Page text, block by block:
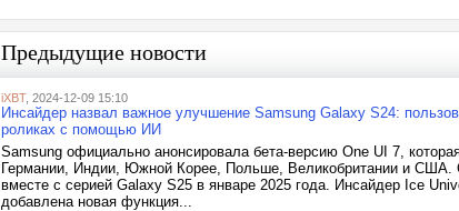
Предыдущие новости
iXBT, 2024-12-09 15:10
Инсайдер назвал важное улучшение Samsung Galaxy S24:
роликах с помощью ИИ
Samsung официально анонсировала бета-версию One UI 7,
Германии, Индии, Южной Корее, Польше, Великобритании и США.
вместе с серией Galaxy S25 в январе 2025 года. Инсайдер Ice
добавлена новая функция...